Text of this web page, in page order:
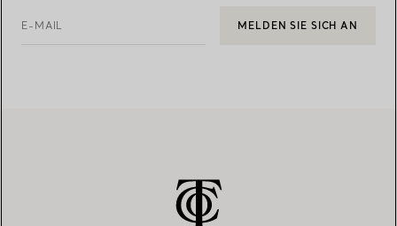
E-MAIL MELDEN SIE SICH AN